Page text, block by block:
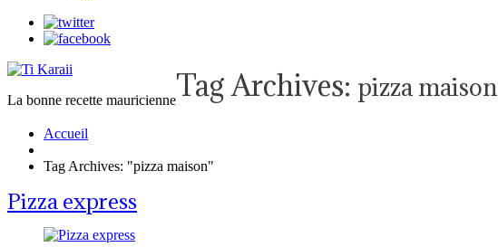
La bonne recette mauricienneTag Archives: pizza maison
Accueil
Tag Archives: "pizza maison"
Pizza express